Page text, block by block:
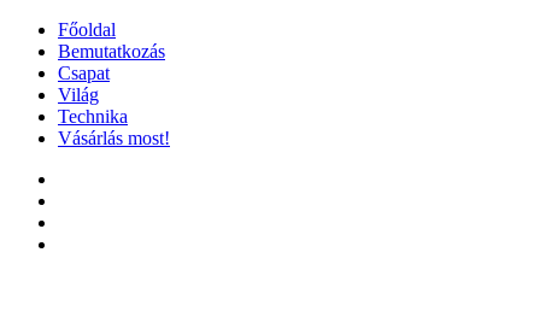
Főoldal
Bemutatkozás
Csapat
Világ
Technika
Vásárlás most!